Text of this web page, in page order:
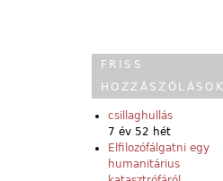
FRISS
HOZZÁSZÓLÁSOK
csillaghullás
7 év 52 hét
Elfilozófálgatni egy
humanitárius